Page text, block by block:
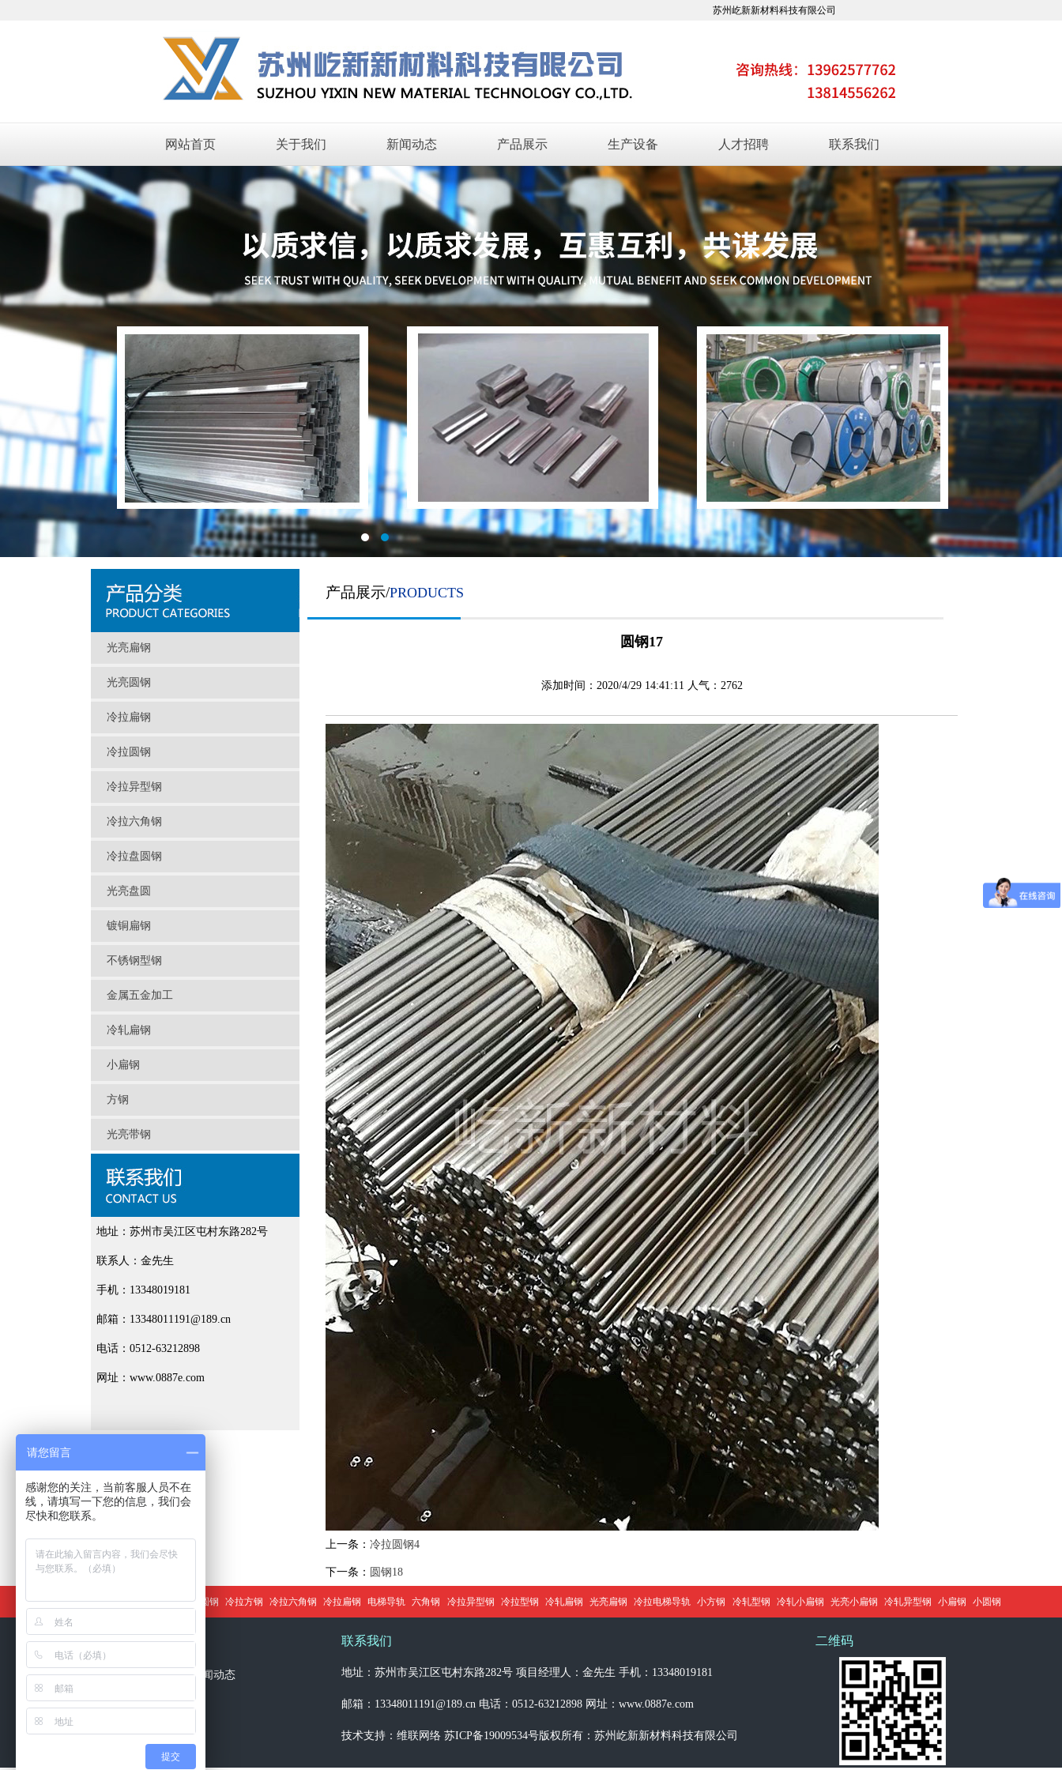
苏州屹新新材料科技有限公司
网站首页 关于我们 新闻动态 产品展示 生产设备 人才招聘 联系我们
光亮扁钢
光亮圆钢
冷拉扁钢
冷拉圆钢
冷拉异型钢
冷拉六角钢
冷拉盘圆钢
光亮盘圆
镀铜扁钢
不锈钢型钢
金属五金加工
冷轧扁钢
小扁钢
方钢
光亮带钢
地址：苏州市吴江区屯村东路282号
联系人：金先生
手机：13348019181
邮箱：13348011191@189.cn
电话：0512-63212898
网址：www.0887e.com
产品展示/PRODUCTS
圆钢17
添加时间：2020/4/29 14:41:11 人气：2762
上一条： 冷拉圆钢4
下一条： 圆钢18
方钢 扁钢 门机轨道 圆钢 冷拉圆钢 冷拉方钢 冷拉六角钢 冷拉扁钢 电梯导轨 六角钢 冷拉异型钢 冷拉型钢 冷轧扁钢 光亮扁钢 冷拉电梯导轨 小方钢 冷轧型钢 冷轧小扁钢 光亮小扁钢 冷轧异型钢 小扁钢 小圆钢
导航栏目
网站首页 关于我们 新闻动态
产品展示 生产设备
联系我们
二维码
联系我们
地址：苏州市吴江区屯村东路282号 项目经理人：金先生 手机：13348019181
邮箱：13348011191@189.cn 电话：0512-63212898 网址：www.0887e.com
技术支持：维联网络 苏ICP备19009534号版权所有：苏州屹新新材料科技有限公司
请您留言
感谢您的关注，当前客服人员不在
线，请填写一下您的信息，我们会
尽快和您联系。
提交